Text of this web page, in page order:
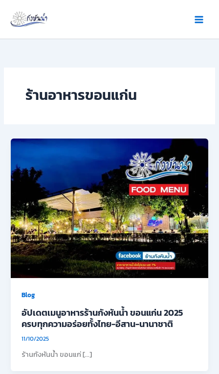
content
ร้านอาหารขอนแก่น
Blog
อัปเดตเมนูอาหารร้านกังหันน้ำ ขอนแก่น 2025
ครบทุกความอร่อยทั้งไทย-อีสาน-นานาชาติ
11/10/2025
ร้านกังหันน้ำ ขอนแก่ […]